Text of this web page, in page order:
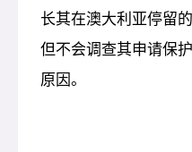
长其在澳大利亚停留的
但不会调查其申请保
原因。